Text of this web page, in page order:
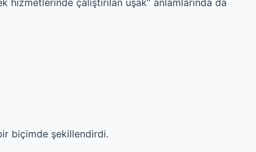
çalıştırılan uşak” anlamlarında da
biçimde şekillendirdi.